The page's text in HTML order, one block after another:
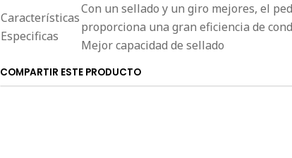
Características
Especificas
Con un sellado y un giro mejores, el
proporciona una gran eficiencia de
Mejor capacidad de sellado
COMPARTIR ESTE PRODUCTO